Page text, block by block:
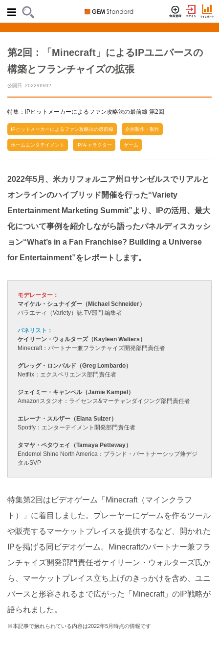
第2回：「Minecraft」によるIPユニバースの
構築とフランチャイズの拡張
公開日: 2022/09/02
特集：IPヒットメーカーによるファン攻略法の最前線 第2回
IPヒットメーカーによるファン攻略法の最前線 企画製作・制作
ホームエンタテイメント IP/キャラクター ゲーム
2022年5月、米カリフォルニア州ロサンゼルスでリアルと
オンラインのハイブリッド開催を行った“Variety
Entertainment Marketing Summit”より、IPの活用、最大
化について事例を紹介しながら語ったパネルディスカッシ
ョン“What’s in a Fan Franchise? Building a Universe
for Entertainment”をレポートします。
モデレーター：
マイケル・シュナイダー（Michael Schneider）
バラエティ（Variety）誌 TV部門 編集者
パネリスト：
ケイリーン・ウォルターズ（Kayleen Walters）
Minecraft：パートナー兼フランチャイズ開発部門責任者
グレッグ・ロンバルド（Greg Lombardo）
Netflix：エクスペリエンス部門責任者
ジェイミー・キャンペル（Jamie Kampel）
Amazonスタジオ：ライセンス&マーチャンダイジング部門責任者
エレーナ・スルザー（Elana Sulzer）
Spotify：エンターテイメント開発部門責任者
タマヤ・ペタウェイ（Tamaya Petteway）
Endemol Shine North America：ブランド・パートナーシップ兼デジ
タルSVP
特集第2回はビデオゲーム「Minecraft（マインクラフ
ト）」に着目しました。プレーヤーにゲームを作るツール
や販売するマーケットプレイスを提供するなど、開かれた
IPを掲げる同ビデオゲーム。Minecraftのパートナー兼フラ
ンチャイズ開発部門責任者ケイリーン・ウォルターズ氏か
ら、マーケットプレイス立ち上げのきっかけを含め、ユニ
バースと形容されるまで広がった「Minecraft」のIP戦略が
語られました。
※本記事で触れられている内容は2022年5月時点の情報です